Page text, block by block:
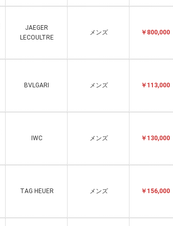
JAEGER
LECOULTRE
メンズ ￥800,000
BVLGARI メンズ ￥113,000
IWC メンズ ￥130,000
TAG HEUER メンズ ￥156,000